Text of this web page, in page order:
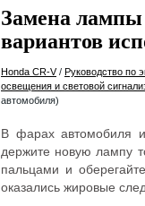
Замена
вариантов
Honda CR-V/ Руководство по
освещения и световой
автомобиля)
В фарах автомобиля
держите новую лампу
пальцами и
оказались жировые